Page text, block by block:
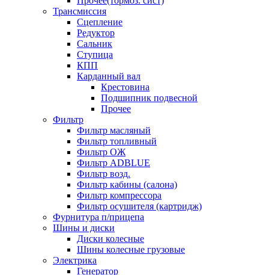
Трансмиссия
Сцепление
Редуктор
Сальник
Ступица
КПП
Карданный вал
Крестовина
Подшипник подвесной
Прочее
Фильтр
Фильтр масляный
Фильтр топливный
Фильтр ОЖ
Фильтр ADBLUE
Фильтр возд.
Фильтр кабины (салона)
Фильтр компрессора
Фильтр осушителя (картридж)
Фурнитура п/прицепа
Шины и диски
Диски колесные
Шины колесные грузовые
Электрика
Генератор